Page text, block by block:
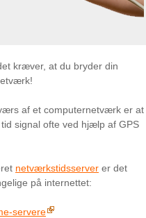
kræver, at du bryder din
af et computernetværk er at
signal ofte ved hjælp af GPS
netværkstidsserver er det
på internettet:
servere